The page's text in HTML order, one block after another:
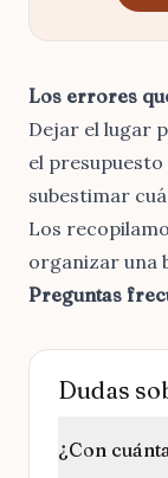
Los errores
Dejar el lugar
el
subestimar
Los
organizar una
Preguntas
Dudas
¿Con